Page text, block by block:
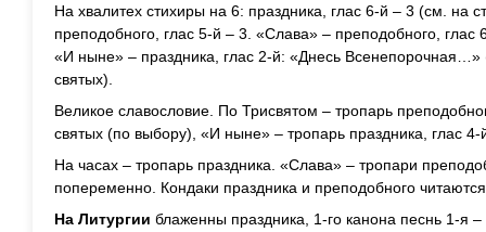
На хвалитех стихиры на 6: праздника, глас 6-й – 3 (см. на
преподобного, глас 5-й – 3. «Слава» – преподобного,
«И ныне» – праздника, глас 2-й: «Днесь Всенепорочная…»
святых).
Великое славословие. По Трисвятом – тропарь
святых (по выбору), «И ныне» – тропарь праздника, глас 4-
На часах – тропарь праздника. «Слава» – тропари
попеременно. Кондаки праздника и преподобного
На Литургии блаженны праздника, 1-го канона песнь 1-я